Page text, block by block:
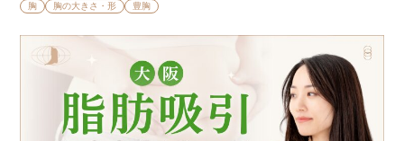
胸 胸の大きさ・形 豊胸